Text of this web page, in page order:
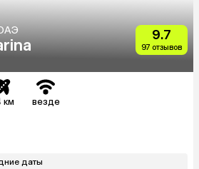
9.7
97 отзывов
км везде
даты